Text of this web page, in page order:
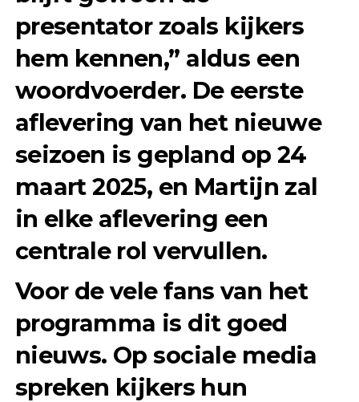
presentator zoals kijkers
hem kennen,” aldus een
woordvoerder. De eerste
aflevering van het nieuwe
seizoen is gepland op 24
maart 2025, en Martijn zal
in elke aflevering een
centrale rol vervullen.
Voor de vele fans van het
programma is dit goed
nieuws. Op sociale media
spreken kijkers hun